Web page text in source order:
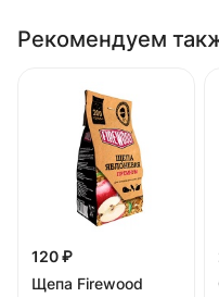
Рекомендуем
120 ₽
Щепа Firewood